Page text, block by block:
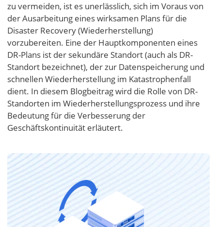
zu vermeiden, ist es unerlässlich, sich im Voraus von
der Ausarbeitung eines wirksamen Plans für die
Disaster Recovery (Wiederherstellung)
vorzubereiten. Eine der Hauptkomponenten eines
DR-Plans ist der sekundäre Standort (auch als DR-
Standort bezeichnet), der zur Datenspeicherung und
schnellen Wiederherstellung im Katastrophenfall
dient. In diesem Blogbeitrag wird die Rolle von DR-
Standorten im Wiederherstellungsprozess und ihre
Bedeutung für die Verbesserung der
Geschäftskontinuität erläutert.